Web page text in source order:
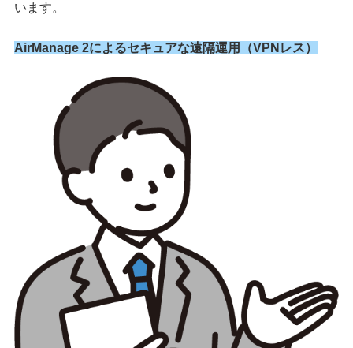
います。
AirManage 2によるセキュアな遠隔運用（VPNレス）